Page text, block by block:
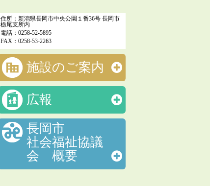
住所：新潟県長岡市中央公園１番36号 長岡市
栃尾支所内
電話：0258-52-5895
FAX：0258-53-2263
施設のご案内
広報
長岡市
社会福祉協議
会 概要